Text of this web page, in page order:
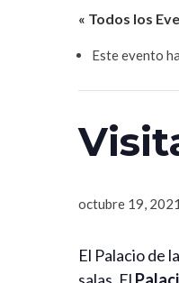
« Todos los
Este evento
octubre 19,
El Palacio de